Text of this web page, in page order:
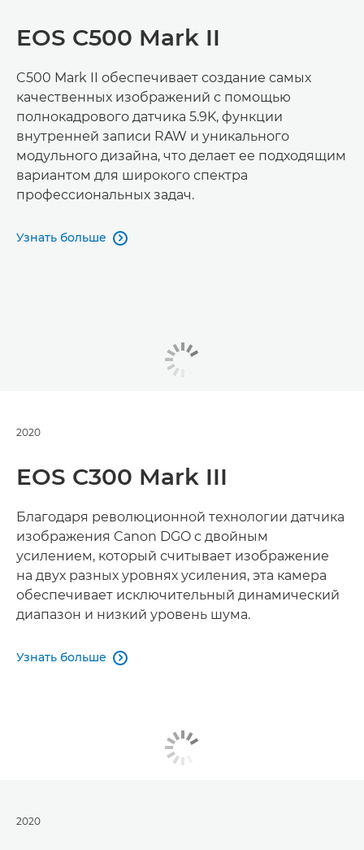
EOS C500 Mark II
C500 Mark II обеспечивает создание самых
качественных изображений с помощью
полнокадрового датчика 5.9K, функции
внутренней записи RAW и уникального
модульного дизайна, что делает ее подходящим
вариантом для широкого спектра
профессиональных задач.
Узнать больше 
2020
EOS C300 Mark III
Благодаря революционной технологии датчика
изображения Canon DGO с двойным
усилением, который считывает изображение
на двух разных уровнях усиления, эта камера
обеспечивает исключительный динамический
диапазон и низкий уровень шума.
Узнать больше 
2020